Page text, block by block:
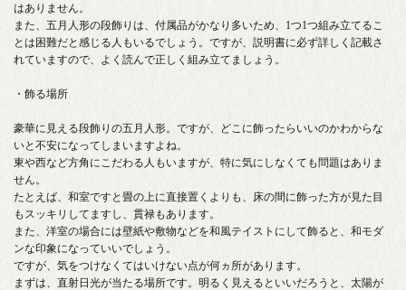
はありません。
また、五月人形の段飾りは、付属品がかなり多いため、1つ1つ組み立てるこ
とは困難だと感じる人もいるでしょう。ですが、説明書に必ず詳しく記載さ
れていますので、よく読んで正しく組み立てましょう。
・飾る場所
豪華に見える段飾りの五月人形。ですが、どこに飾ったらいいのかわからな
いと不安になってしまいますよね。
東や西など方角にこだわる人もいますが、特に気にしなくても問題はありま
せん。
たとえば、和室ですと畳の上に直接置くよりも、床の間に飾った方が見た目
もスッキリしてますし、貫禄もあります。
また、洋室の場合には壁紙や敷物などを和風テイストにして飾ると、和モダ
ンな印象になっていいでしょう。
ですが、気をつけなくてはいけない点が何ヵ所があります。
まずは、直射日光が当たる場所です。明るく見えるといいだろうと、太陽が